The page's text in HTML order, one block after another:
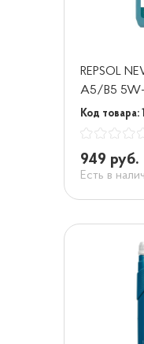
REPSOL
A5/B5 5W-
Код товара:
949 руб.
Есть в